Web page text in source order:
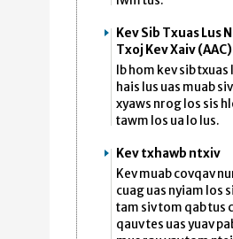
Kev Sib Txuas Lus
Txoj Kev Xaiv (AAC)
Ib hom kev sib
hais lus uas muab
xyaws nrog los sis
tawm los ua lo lus.
Kev txhawb ntxiv
Kev muab covqav
cuag uas nyiam los
tam siv tom qab tus
qauv tes uas yuav